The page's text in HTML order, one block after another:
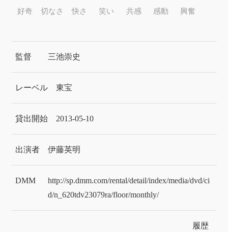
好奇 切なさ 快さ 笑い 共感 感動 興奮
監督 三池崇史
レーベル 東宝
貸出開始 2013-05-10
出演者 伊藤英明
DMM
http://sp.dmm.com/rental/detail/index/media/dvd/ci
d/n_620tdv23079ra/floor/monthly/
履歴